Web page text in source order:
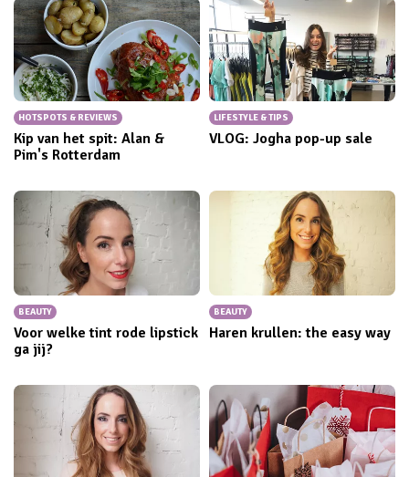
HOTSPOTS & REVIEWS
Kip van het spit: Alan &
Pim's Rotterdam
LIFESTYLE & TIPS
VLOG: Jogha pop-up sale
BEAUTY
Voor welke tint rode lipstick
ga jij?
BEAUTY
Haren krullen: the easy way